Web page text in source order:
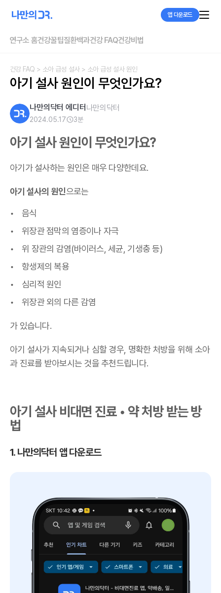
앱 다운로드
연구소 홈건강꿀팁질환백과건강 FAQ건강비법
건강 FAQ > 소아 급성 설사> 소아 급성 설사 원인
아기 설사 원인이 무엇인가요?
나만의닥터 에디터 나만의닥터
2024.05.17 3분
아기 설사 원인이 무엇인가요?
아기가 설사하는 원인은 매우 다양한데요.
아기 설사의 원인으로는
음식
위장관 점막의 염증이나 자극
위 장관의 감염(바이러스, 세균, 기생충 등)
항생제의 복용
심리적 원인
위장관 외의 다른 감염
가 있습니다.
아기 설사가 지속되거나 심할 경우, 명확한 처방을 위해 소아
과 진료를 받아보시는 것을 추천드립니다.
아기 설사 비대면 진료 • 약 처방 받는 방
법
1. 나만의닥터 앱 다운로드